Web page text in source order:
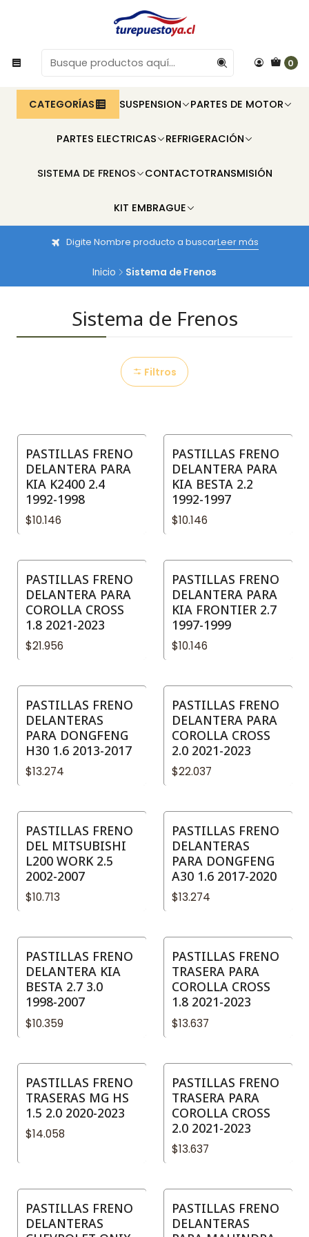
0
CATEGORÍAS SUSPENSION PARTES DE MOTOR
PARTES ELECTRICAS REFRIGERACIÓN
SISTEMA DE FRENOS CONTACTOTRANSMISIÓN
KIT EMBRAGUE
Digite Nombre producto a buscarLeer más
Inicio Sistema de Frenos
Sistema de Frenos
Filtros
PASTILLAS FRENO
DELANTERA PARA
KIA K2400 2.4
1992-1998
$10.146
PASTILLAS FRENO
DELANTERA PARA
KIA BESTA 2.2
1992-1997
$10.146
PASTILLAS FRENO
DELANTERA PARA
COROLLA CROSS
1.8 2021-2023
$21.956
PASTILLAS FRENO
DELANTERA PARA
KIA FRONTIER 2.7
1997-1999
$10.146
PASTILLAS FRENO
DELANTERAS
PARA DONGFENG
H30 1.6 2013-2017
$13.274
PASTILLAS FRENO
DELANTERA PARA
COROLLA CROSS
2.0 2021-2023
$22.037
PASTILLAS FRENO
DEL MITSUBISHI
L200 WORK 2.5
2002-2007
$10.713
PASTILLAS FRENO
DELANTERAS
PARA DONGFENG
A30 1.6 2017-2020
$13.274
PASTILLAS FRENO
DELANTERA KIA
BESTA 2.7 3.0
1998-2007
$10.359
PASTILLAS FRENO
TRASERA PARA
COROLLA CROSS
1.8 2021-2023
$13.637
PASTILLAS FRENO
TRASERAS MG HS
1.5 2.0 2020-2023
$14.058
PASTILLAS FRENO
TRASERA PARA
COROLLA CROSS
2.0 2021-2023
$13.637
PASTILLAS FRENO
DELANTERAS
PASTILLAS FRENO
DELANTERAS